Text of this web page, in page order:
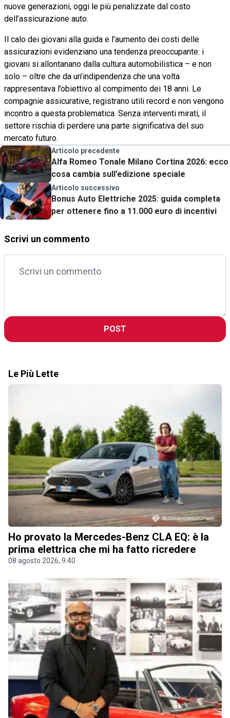
nuove generazioni, oggi le più penalizzate dal costo
dell’assicurazione auto.
Il calo dei giovani alla guida e l'aumento dei costi delle
assicurazioni evidenziano una tendenza preoccupante: i
giovani si allontanano dalla cultura automobilistica – e non
solo – oltre che da un’indipendenza che una volta
rappresentava l’obiettivo al compimento dei 18 anni. Le
compagnie assicurative, registrano utili record e non vengono
incontro a questa problematica. Senza interventi mirati, il
settore rischia di perdere una parte significativa del suo
mercato futuro.
Articolo precedente
Alfa Romeo Tonale Milano Cortina 2026: ecco
cosa cambia sull’edizione speciale
Articolo successivo
Bonus Auto Elettriche 2025: guida completa
per ottenere fino a 11.000 euro di incentivi
Scrivi un commento
POST
Le Più Lette
Ho provato la Mercedes-Benz CLA EQ: è la
prima elettrica che mi ha fatto ricredere
08 agosto 2026, 9.40